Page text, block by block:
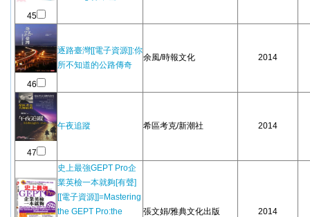
45
46
逐路臺灣[[電子資源]]:你
所不知道的公路傳奇
余風/時報文化 2014
47
午夜追蹤 希區考克/新潮社 2014
史上最強GEPT Pro企
業英檢一本就夠[有聲]
[[電子資源]]=Mastering
the GEPT Pro:the
張文娟/雅典文化出版 2014